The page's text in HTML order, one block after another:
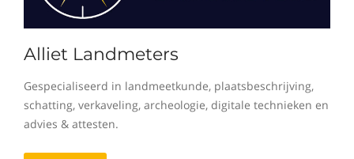
Alliet Landmeters
Gespecialiseerd in landmeetkunde, plaatsbeschrijving,
schatting, verkaveling, archeologie, digitale technieken en
advies & attesten.